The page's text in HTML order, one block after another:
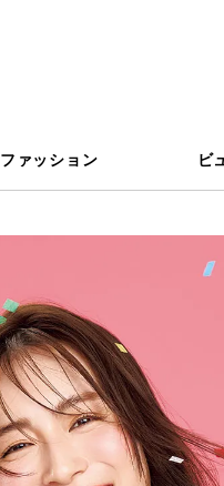
ファッション ビ